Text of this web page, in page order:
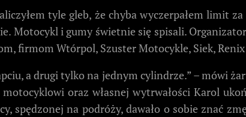
tyle gleb, że chyba wyczerpałem limit
Motocykl i gumy świetnie się spisali.
firmom Wtórpol, Szuster Motocykle, Siek,
a drugi tylko na jednym cylindrze.” – mówi
oraz własnej wytrwałości Karol
spędzonej na podróży, dawało o sobie znać